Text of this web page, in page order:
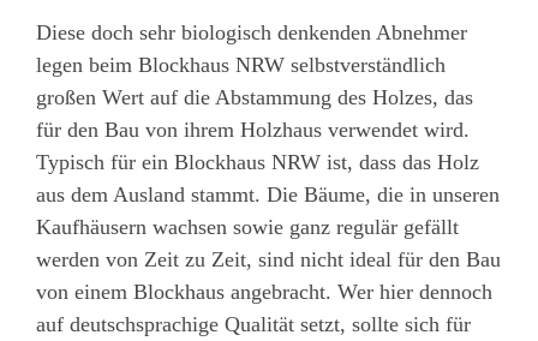
Diese doch sehr biologisch denkenden Abnehmer
legen beim Blockhaus NRW selbstverständlich
großen Wert auf die Abstammung des Holzes, das
für den Bau von ihrem Holzhaus verwendet wird.
Typisch für ein Blockhaus NRW ist, dass das Holz
aus dem Ausland stammt. Die Bäume, die in unseren
Kaufhäusern wachsen sowie ganz regulär gefällt
werden von Zeit zu Zeit, sind nicht ideal für den Bau
von einem Blockhaus angebracht. Wer hier dennoch
auf deutschsprachige Qualität setzt, sollte sich für